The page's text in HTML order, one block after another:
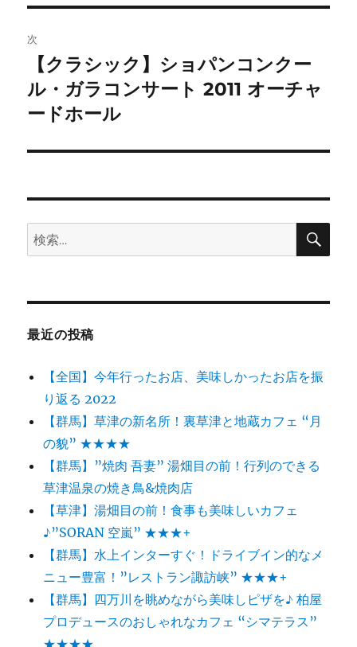
ゲ
ー
シ
ョ
ン
次
の
投
【クラシック】ショパンコンクー
ル・ガラコンサート 2011 オーチャ
ードホール
検
索:
検
最近の投稿
【全国】今年行ったお店、美味しかったお店を振
り返る 2022
【群馬】草津の新名所！裏草津と地蔵カフェ “月
の貌” ★★★★
【群馬】”焼肉 吾妻” 湯畑目の前！行列のできる
草津温泉の焼き鳥&焼肉店
【草津】湯畑目の前！食事も美味しいカフェ
♪”SORAN 空嵐” ★★★+
【群馬】水上インターすぐ！ドライブイン的なメ
ニュー豊富！”レストラン諏訪峡” ★★★+
【群馬】四万川を眺めながら美味しピザを♪ 柏屋
プロデュースのおしゃれなカフェ “シマテラス”
★★★★